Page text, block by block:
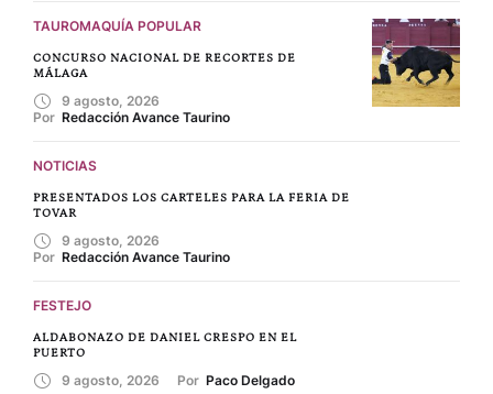
TAUROMAQUÍA POPULAR
CONCURSO NACIONAL DE RECORTES DE
MÁLAGA
9 agosto, 2026
Por Redacción Avance Taurino
NOTICIAS
PRESENTADOS LOS CARTELES PARA LA FERIA DE
TOVAR
9 agosto, 2026
Por Redacción Avance Taurino
FESTEJO
ALDABONAZO DE DANIEL CRESPO EN EL
PUERTO
9 agosto, 2026 Por Paco Delgado